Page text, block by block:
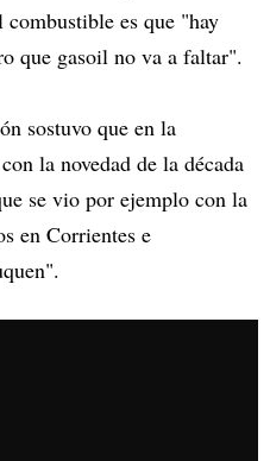
es que "hay
que gasoil no va a faltar".
sostuvo que en la
la novedad de la década
se vio por ejemplo con la
en Corrientes e